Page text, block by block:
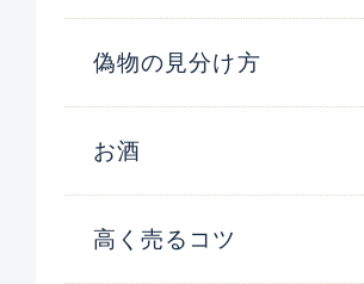
偽物の見分け方
お酒
高く売るコツ